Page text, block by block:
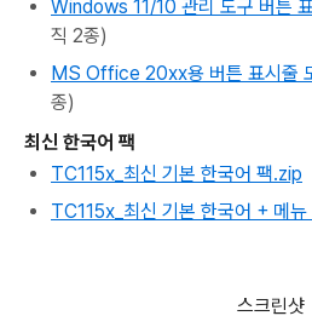
Windows 11/10 관리 도구 버튼
직 2종)
MS Office 20xx용 버튼 표시줄
종)
최신 한국어 팩
TC115x_최신 기본 한국어 팩.zip
TC115x_최신 기본 한국어 + 메
스크린샷